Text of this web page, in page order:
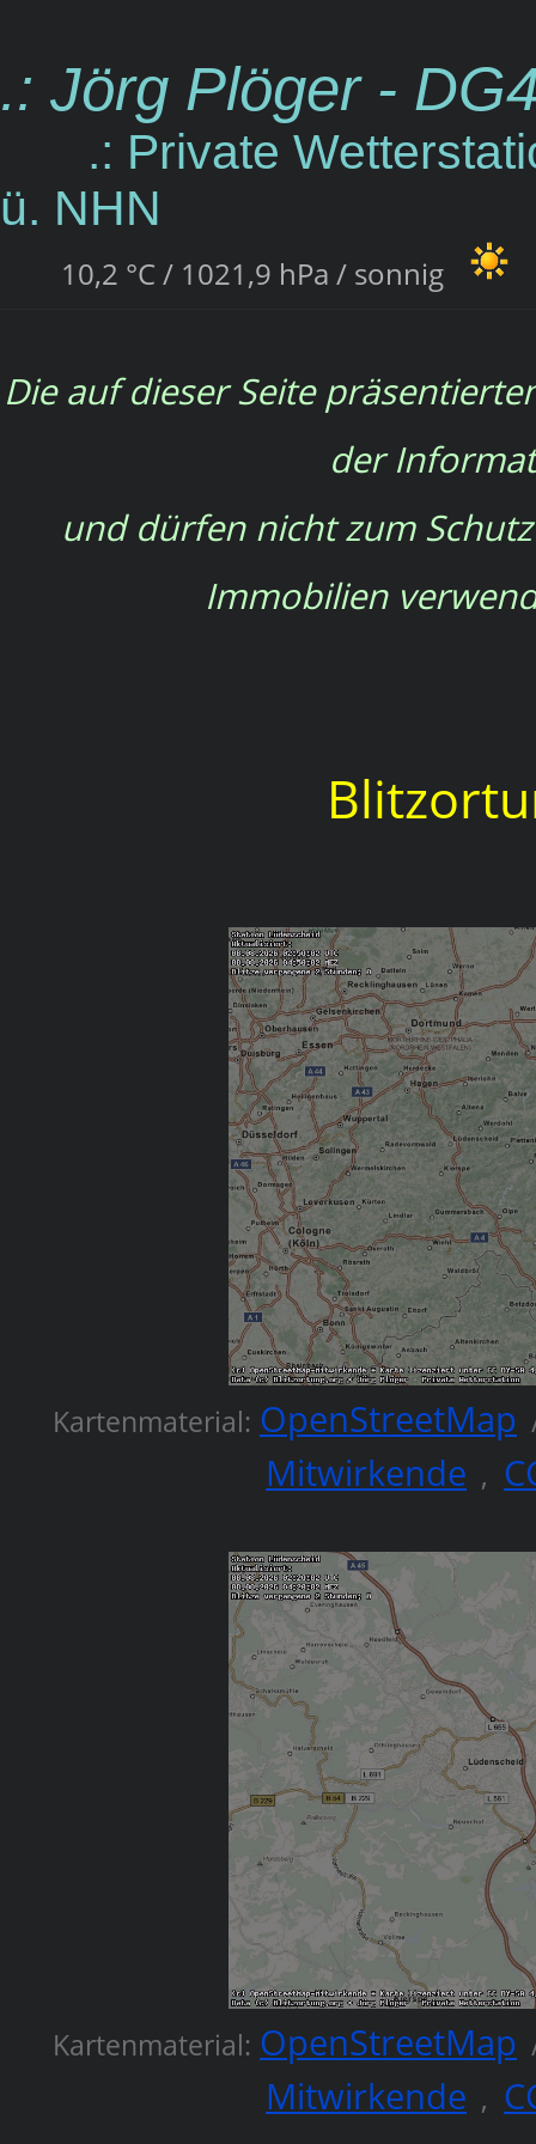
.: Jörg Plöger -
.: Private
ü. NHN
10,2 °C / 1021,9 hPa / sonnig
Die auf dieser Seite
der
und dürfen nicht zum
Immobilien
Kartenmaterial: OpenStreetMap
Mitwirkende ,
Kartenmaterial: OpenStreetMap
Mitwirkende ,